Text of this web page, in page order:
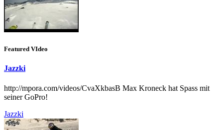
Featured VIdeo
Jazzki
http://mpora.com/videos/CvaXkbasB Max Kroneck hat Spass mit
seiner GoPro!
Jazzki